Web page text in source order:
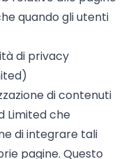
quando gli utenti
di privacy
di contenuti
Limited che
di integrare tali
pagine. Questo